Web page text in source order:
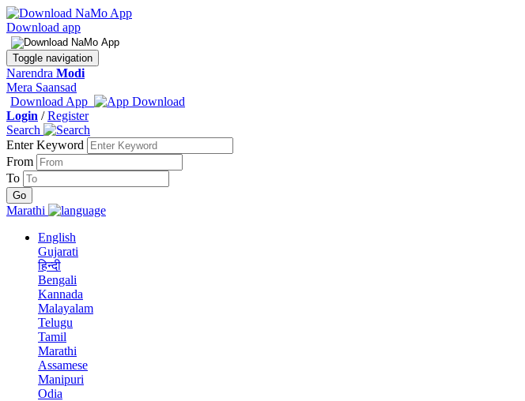
Download app
Toggle navigation
Narendra Modi
Mera Saansad
Download App
Login /Register
Search
Enter Keyword
From
To
Marathi
English
Gujarati
हिन्दी
Bengali
Kannada
Malayalam
Telugu
Tamil
Marathi
Assamese
Manipuri
Odia